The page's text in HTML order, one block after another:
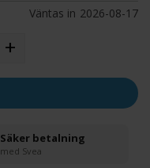
Väntas in 2026-08-17
+
Säker betalning
med Svea